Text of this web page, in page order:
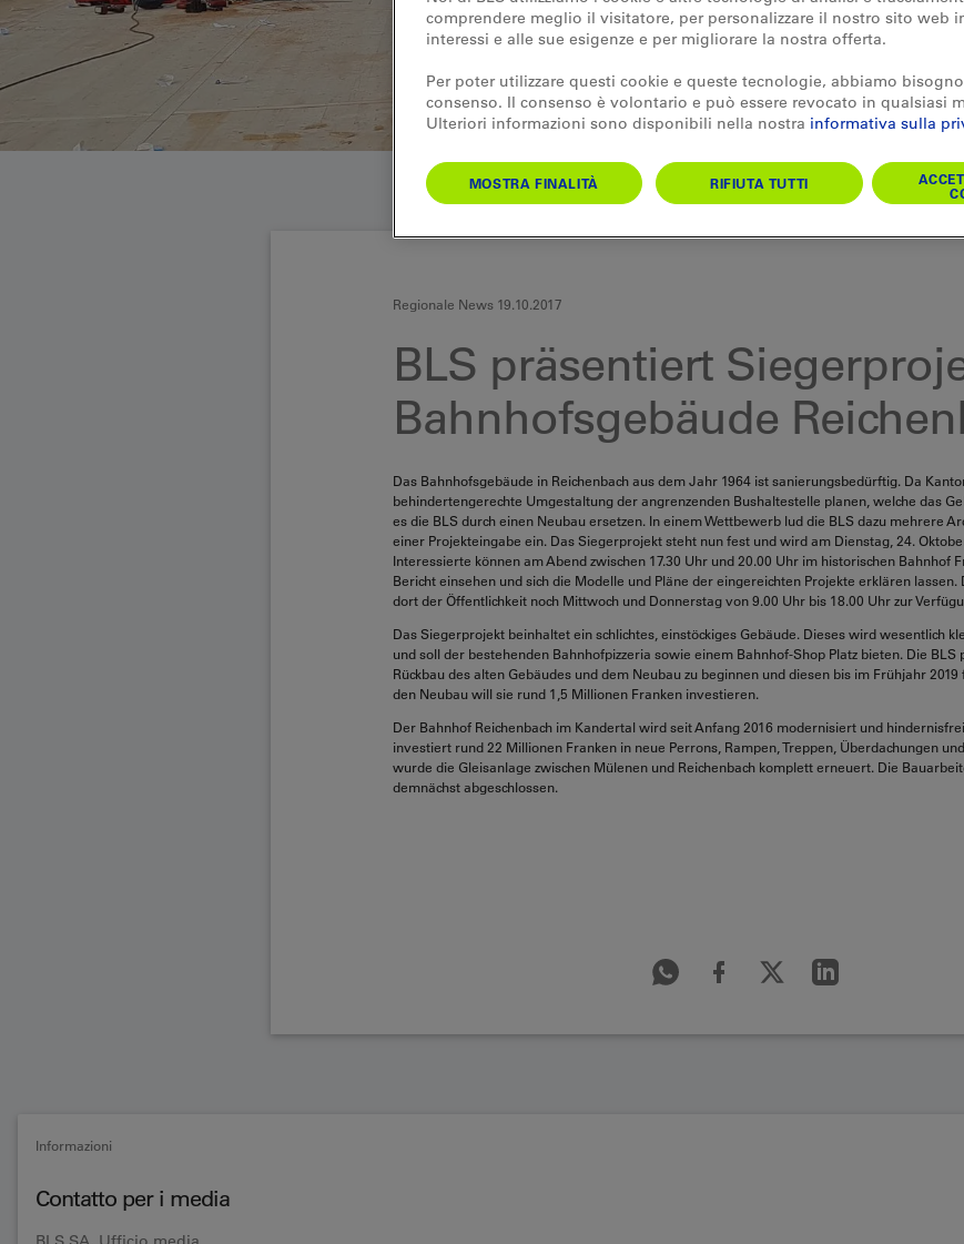
Regionale News 19.10.2017
BLS präsentiert
Bahnhofsgebäude
Das Bahnhofsgebäude in Reichenbach aus dem Jahr 1964 ist sanierungsbedürftig. Da
behindertengerechte Umgestaltung der angrenzenden Bushaltestelle planen, welche das
es die BLS durch einen Neubau ersetzen. In einem Wettbewerb lud die BLS dazu mehrere
einer Projekteingabe ein. Das Siegerprojekt steht nun fest und wird am Dienstag, 24.
Interessierte können am Abend zwischen 17.30 Uhr und 20.00 Uhr im historischen Bahnhof
Bericht einsehen und sich die Modelle und Pläne der eingereichten Projekte erklären lassen.
dort der Öffentlichkeit noch Mittwoch und Donnerstag von 9.00 Uhr bis 18.00 Uhr zur
Das Siegerprojekt beinhaltet ein schlichtes, einstöckiges Gebäude. Dieses wird wesentlich
und soll der bestehenden Bahnhofpizzeria sowie einem Bahnhof-Shop Platz bieten. Die BLS
Rückbau des alten Gebäudes und dem Neubau zu beginnen und diesen bis im Frühjahr
den Neubau will sie rund 1,5 Millionen Franken investieren.
Der Bahnhof Reichenbach im Kandertal wird seit Anfang 2016 modernisiert und
investiert rund 22 Millionen Franken in neue Perrons, Rampen, Treppen, Überdachungen
wurde die Gleisanlage zwischen Mülenen und Reichenbach komplett erneuert. Die
demnächst abgeschlossen.
Informazioni
Contatto per i media
comprendere meglio il visitatore, per personalizzare il nostro sito web
interessi e alle sue esigenze e per migliorare la nostra offerta.
Per poter utilizzare questi cookie e queste tecnologie, abbiamo
consenso. Il consenso è volontario e può essere revocato in qualsiasi
Ulteriori informazioni sono disponibili nella nostra informativa sulla
MOSTRA FINALITÀ RIFIUTA TUTTI